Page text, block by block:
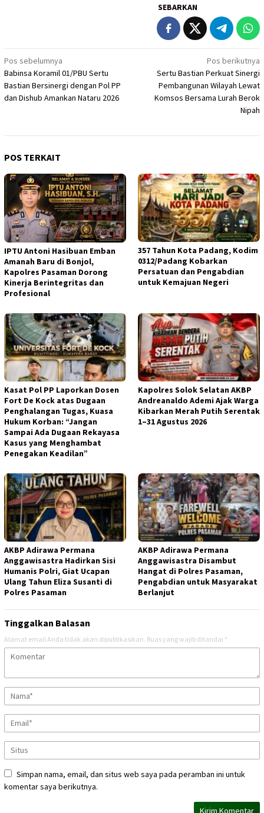
SEBARKAN
Navigasi
pos
Pos sebelumnya
Babinsa Koramil 01/PBU Sertu
Bastian Bersinergi dengan Pol PP
dan Dishub Amankan Nataru 2026
Pos berikutnya
Sertu Bastian Perkuat Sinergi
Pembangunan Wilayah Lewat
Komsos Bersama Lurah Berok
Nipah
POS TERKAIT
IPTU Antoni Hasibuan Emban
Amanah Baru di Bonjol,
Kapolres Pasaman Dorong
Kinerja Berintegritas dan
Profesional
357 Tahun Kota Padang, Kodim
0312/Padang Kobarkan
Persatuan dan Pengabdian
untuk Kemajuan Negeri
Kasat Pol PP Laporkan Dosen
Fort De Kock atas Dugaan
Penghalangan Tugas, Kuasa
Hukum Korban: “Jangan
Sampai Ada Dugaan Rekayasa
Kasus yang Menghambat
Penegakan Keadilan”
Kapolres Solok Selatan AKBP
Andreanaldo Ademi Ajak Warga
Kibarkan Merah Putih Serentak
1–31 Agustus 2026
AKBP Adirawa Permana
Anggawisastra Hadirkan Sisi
Humanis Polri, Giat Ucapan
Ulang Tahun Eliza Susanti di
Polres Pasaman
AKBP Adirawa Permana
Anggawisastra Disambut
Hangat di Polres Pasaman,
Pengabdian untuk Masyarakat
Berlanjut
Tinggalkan Balasan
Alamat email Anda tidak akan dipublikasikan. Ruas yang wajib ditandai *
Simpan nama, email, dan situs web saya pada peramban ini untuk
komentar saya berikutnya.